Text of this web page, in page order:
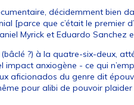
décidemment bien
[parce que c’était le premier
Myrick et Eduardo Sanchez
?) à la quatre-six-deux,
anxiogène - ce qui
aficionados du genre dit
pour alibi de pouvoir